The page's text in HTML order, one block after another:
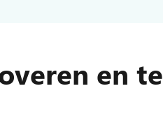
en te